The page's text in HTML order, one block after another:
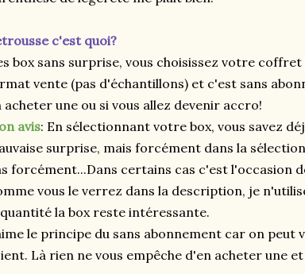
c'est quoi?
box sans surprise, vous choisissez votre coffret
vente (pas d'échantillons) et c'est sans
acheter une ou si vous allez devenir accro!
avis: En sélectionnant votre box, vous savez
surprise, mais forcément dans la
forcément...Dans certains cas c'est l'occasion
vous le verrez dans la description, je
la box reste intéressante.
le principe du sans abonnement car on peut
Là rien ne vous empêche d'en acheter une